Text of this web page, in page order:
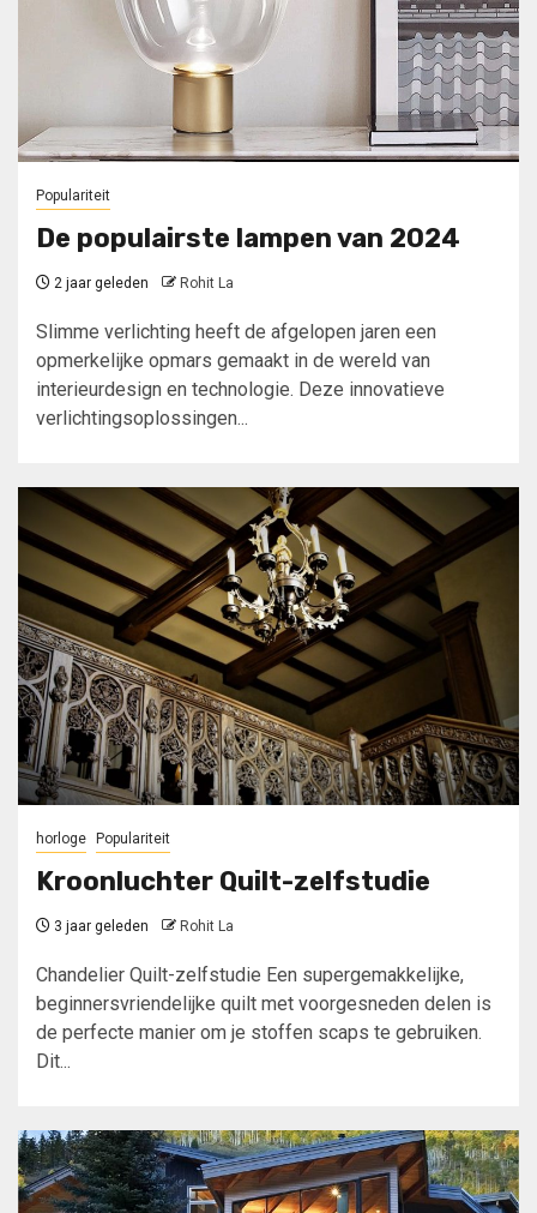
Populariteit
De populairste lampen van 2024
2 jaar geleden Rohit La
Slimme verlichting heeft de afgelopen jaren een
opmerkelijke opmars gemaakt in de wereld van
interieurdesign en technologie. Deze innovatieve
verlichtingsoplossingen...
horloge Populariteit
Kroonluchter Quilt-zelfstudie
3 jaar geleden Rohit La
Chandelier Quilt-zelfstudie Een supergemakkelijke,
beginnersvriendelijke quilt met voorgesneden delen is
de perfecte manier om je stoffen scaps te gebruiken.
Dit...